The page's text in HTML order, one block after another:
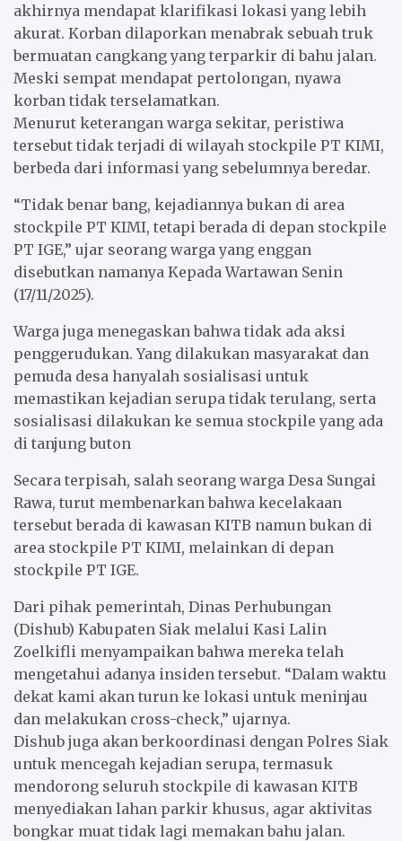
akhirnya mendapat klarifikasi lokasi yang lebih
akurat. Korban dilaporkan menabrak sebuah truk
bermuatan cangkang yang terparkir di bahu jalan.
Meski sempat mendapat pertolongan, nyawa
korban tidak terselamatkan.
Menurut keterangan warga sekitar, peristiwa
tersebut tidak terjadi di wilayah stockpile PT KIMI,
berbeda dari informasi yang sebelumnya beredar.
“Tidak benar bang, kejadiannya bukan di area
stockpile PT KIMI, tetapi berada di depan stockpile
PT IGE,” ujar seorang warga yang enggan
disebutkan namanya Kepada Wartawan Senin
(17/11/2025).
Warga juga menegaskan bahwa tidak ada aksi
penggerudukan. Yang dilakukan masyarakat dan
pemuda desa hanyalah sosialisasi untuk
memastikan kejadian serupa tidak terulang, serta
sosialisasi dilakukan ke semua stockpile yang ada
di tanjung buton
Secara terpisah, salah seorang warga Desa Sungai
Rawa, turut membenarkan bahwa kecelakaan
tersebut berada di kawasan KITB namun bukan di
area stockpile PT KIMI, melainkan di depan
stockpile PT IGE.
Dari pihak pemerintah, Dinas Perhubungan
(Dishub) Kabupaten Siak melalui Kasi Lalin
Zoelkifli menyampaikan bahwa mereka telah
mengetahui adanya insiden tersebut. “Dalam waktu
dekat kami akan turun ke lokasi untuk meninjau
dan melakukan cross-check,” ujarnya.
Dishub juga akan berkoordinasi dengan Polres Siak
untuk mencegah kejadian serupa, termasuk
mendorong seluruh stockpile di kawasan KITB
menyediakan lahan parkir khusus, agar aktivitas
bongkar muat tidak lagi memakan bahu jalan.